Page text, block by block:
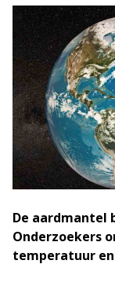
De aardmantel
Onderzoekers
temperatuur